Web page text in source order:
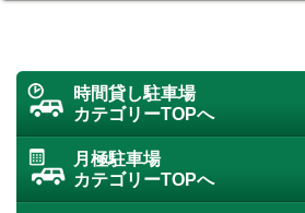
時間貸し駐車場
カテゴリーTOPへ
月極駐車場
カテゴリーTOPへ